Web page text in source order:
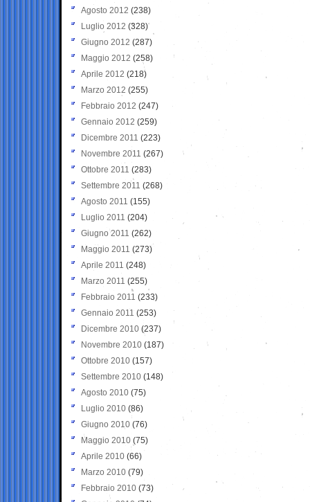
Agosto 2012 (238)
Luglio 2012 (328)
Giugno 2012 (287)
Maggio 2012 (258)
Aprile 2012 (218)
Marzo 2012 (255)
Febbraio 2012 (247)
Gennaio 2012 (259)
Dicembre 2011 (223)
Novembre 2011 (267)
Ottobre 2011 (283)
Settembre 2011 (268)
Agosto 2011 (155)
Luglio 2011 (204)
Giugno 2011 (262)
Maggio 2011 (273)
Aprile 2011 (248)
Marzo 2011 (255)
Febbraio 2011 (233)
Gennaio 2011 (253)
Dicembre 2010 (237)
Novembre 2010 (187)
Ottobre 2010 (157)
Settembre 2010 (148)
Agosto 2010 (75)
Luglio 2010 (86)
Giugno 2010 (76)
Maggio 2010 (75)
Aprile 2010 (66)
Marzo 2010 (79)
Febbraio 2010 (73)